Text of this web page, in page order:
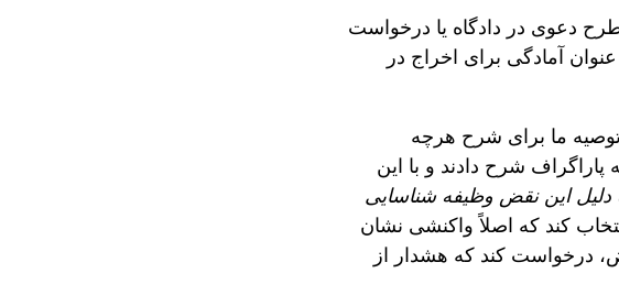
دعوی در دادگاه یا درخواست
آمادگی برای اخراج در
توصیه ما برای شرح هرچه
شرح دادند و با این
این نقض وظیفه شناسایی
کند که اصلاً واکنشی نشان
درخواست کند که هشدار از